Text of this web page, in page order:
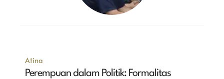
Atina
Perempuan dalam Politik: Formalitas